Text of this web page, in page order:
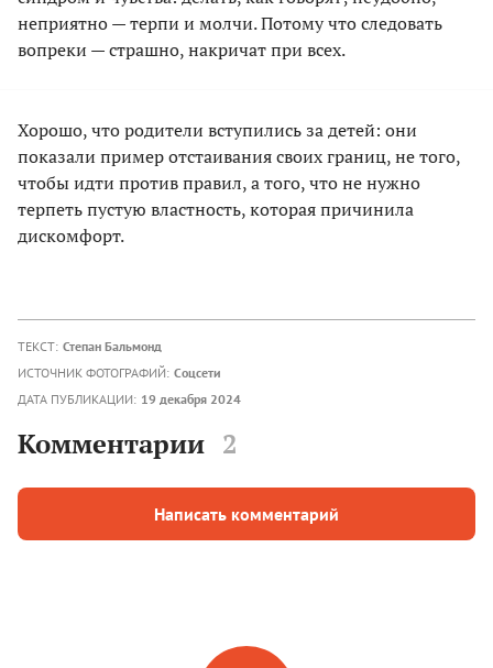
неприятно — терпи и молчи. Потому что следовать
вопреки — страшно, накричат при всех.
Хорошо, что родители вступились за детей: они
показали пример отстаивания своих границ, не того,
чтобы идти против правил, а того, что не нужно
терпеть пустую властность, которая причинила
дискомфорт.
ТЕКСТ: Степан Бальмонд
ИСТОЧНИК ФОТОГРАФИЙ: Соцсети
ДАТА ПУБЛИКАЦИИ: 19 декабря 2024
Комментарии 2
Написать комментарий